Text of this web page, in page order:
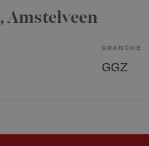
, Amstelveen
BRANCHE
GGZ